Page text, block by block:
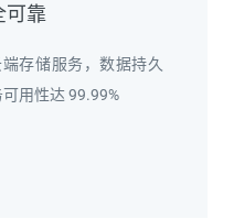
可靠
存储服务，数据持久
用性达 99.99%